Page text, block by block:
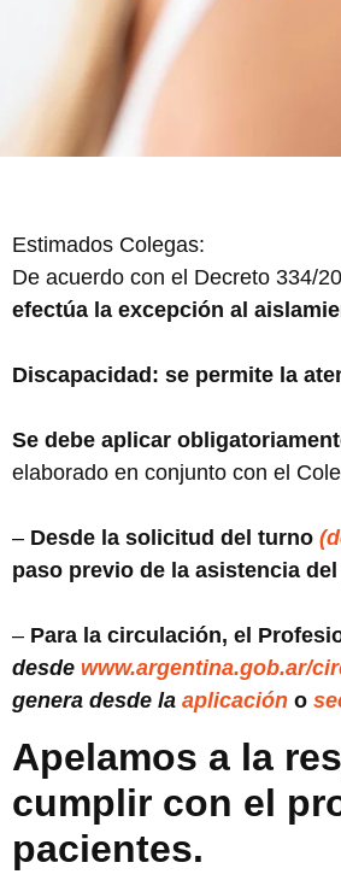
Estimados Colegas:
De acuerdo con el Decreto 334/
efectúa la excepción al
Discapacidad: se permite la
Se debe aplicar
elaborado en conjunto con el
– Desde la solicitud del turno
paso previo de la asistencia
– Para la circulación, el
desde www.argentina.gob.ar/
genera desde la aplicación o
Apelamos a la
cumplir con el
pacientes.